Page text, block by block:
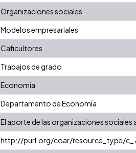
Organizaciones sociales
Modelos empresariales
Caficultores
Trabajos de grado
Economía
Departamento de Economía
El aporte de las organizaciones sociales
http://purl.org/coar/resource_type/